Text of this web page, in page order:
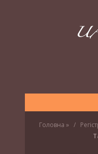
Головна »